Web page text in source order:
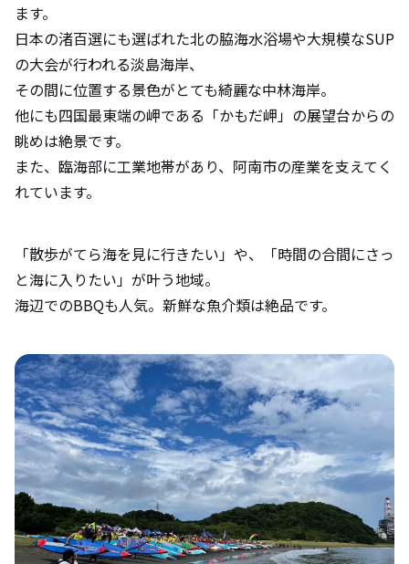
ます。
日本の渚百選にも選ばれた北の脇海水浴場や大規模なSUP
の大会が行われる淡島海岸、
その間に位置する景色がとても綺麗な中林海岸。
他にも四国最東端の岬である「かもだ岬」の展望台からの
眺めは絶景です。
また、臨海部に工業地帯があり、阿南市の産業を支えてく
れています。
「散歩がてら海を見に行きたい」や、「時間の合間にさっ
と海に入りたい」が叶う地域。
海辺でのBBQも人気。新鮮な魚介類は絶品です。